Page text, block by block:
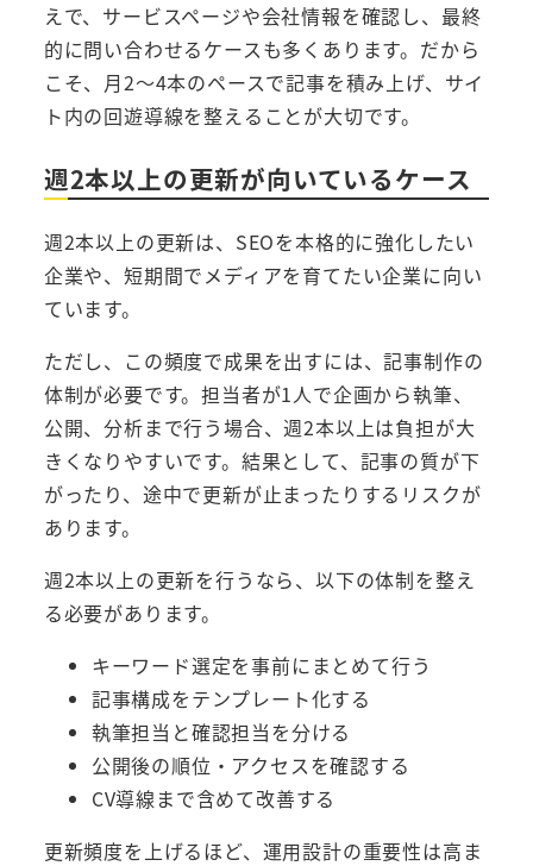
えで、サービスページや会社情報を確認し、最終
的に問い合わせるケースも多くあります。だから
こそ、月2〜4本のペースで記事を積み上げ、サイ
ト内の回遊導線を整えることが大切です。
週2本以上の更新が向いているケース
週2本以上の更新は、SEOを本格的に強化したい
企業や、短期間でメディアを育てたい企業に向い
ています。
ただし、この頻度で成果を出すには、記事制作の
体制が必要です。担当者が1人で企画から執筆、
公開、分析まで行う場合、週2本以上は負担が大
きくなりやすいです。結果として、記事の質が下
がったり、途中で更新が止まったりするリスクが
あります。
週2本以上の更新を行うなら、以下の体制を整え
る必要があります。
キーワード選定を事前にまとめて行う
記事構成をテンプレート化する
執筆担当と確認担当を分ける
公開後の順位・アクセスを確認する
CV導線まで含めて改善する
更新頻度を上げるほど、運用設計の重要性は高ま